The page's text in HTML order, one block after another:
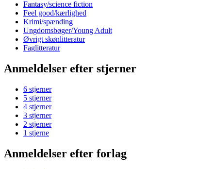
Fantasy/science fiction
Feel good/kærlighed
Krimi/spænding
Ungdomsbøger/Young Adult
Øvrigt skønlitteratur
Faglitteratur
Anmeldelser efter stjerner
6 stjerner
5 stjerner
4 stjerner
3 stjerner
2 stjerner
1 stjerne
Anmeldelser efter forlag